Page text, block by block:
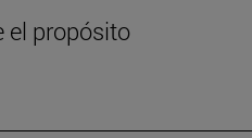
el propósito